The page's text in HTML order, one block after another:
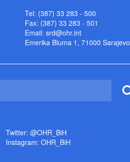
Tel: (387) 33 283 - 500
Fax: (387) 33 283 - 501
Email: srd@ohr.int
Emerika Bluma 1, 71000 Sarajevo
Twitter: @OHR_BiH
Instagram: OHR_BiH